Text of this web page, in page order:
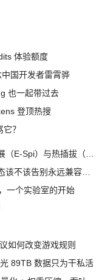
体验额度
国开发者雷霄骅
也一起带过去
登顶热搜
？
一个实验室的开始
如何改变游戏规则
89TB 数据只为干私活